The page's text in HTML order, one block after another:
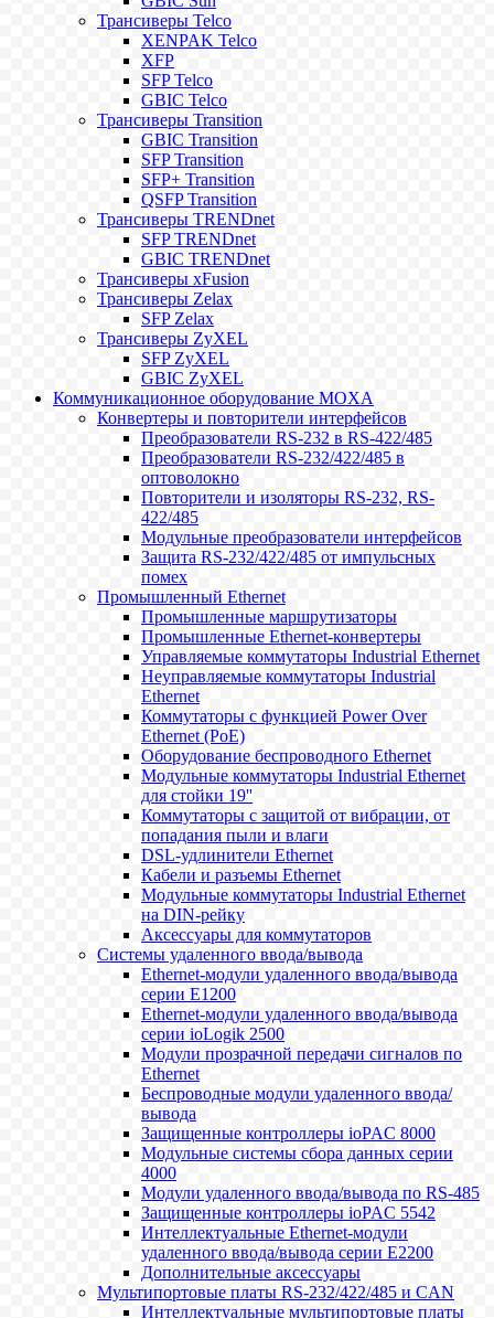
Трансиверы Telco
XENPAK Telco
XFP
SFP Telco
GBIC Telco
Трансиверы Transition
GBIC Transition
SFP Transition
SFP+ Transition
QSFP Transition
Трансиверы TRENDnet
SFP TRENDnet
GBIC TRENDnet
Трансиверы xFusion
Трансиверы Zelax
SFP Zelax
Трансиверы ZyXEL
SFP ZyXEL
GBIC ZyXEL
Коммуникационное оборудование MOXA
Конвертеры и повторители интерфейсов
Преобразователи RS-232 в RS-422/485
Преобразователи RS-232/422/485 в
оптоволокно
Повторители и изоляторы RS-232, RS-
422/485
Модульные преобразователи интерфейсов
Защита RS-232/422/485 от импульсных
помех
Промышленный Ethernet
Промышленные маршрутизаторы
Промышленные Ethernet-конвертеры
Управляемые коммутаторы Industrial Ethernet
Неуправляемые коммутаторы Industrial
Ethernet
Коммутаторы с функцией Power Over
Ethernet (PoE)
Оборудование беспроводного Ethernet
Модульные коммутаторы Industrial Ethernet
для стойки 19''
Коммутаторы с защитой от вибрации, от
попадания пыли и влаги
DSL-удлинители Ethernet
Кабели и разъемы Ethernet
Модульные коммутаторы Industrial Ethernet
на DIN-рейку
Аксессуары для коммутаторов
Системы удаленного ввода/вывода
Ethernet-модули удаленного ввода/вывода
серии E1200
Ethernet-модули удаленного ввода/вывода
серии ioLogik 2500
Модули прозрачной передачи сигналов по
Ethernet
Беспроводные модули удаленного ввода/
вывода
Защищенные контроллеры ioPAC 8000
Модульные системы сбора данных серии
4000
Модули удаленного ввода/вывода по RS-485
Защищенные контроллеры ioPAC 5542
Интеллектуальные Ethernet-модули
удаленного ввода/вывода серии E2200
Дополнительные аксессуары
Мультипортовые платы RS-232/422/485 и CAN
Интеллектуальные мультипортовые платы